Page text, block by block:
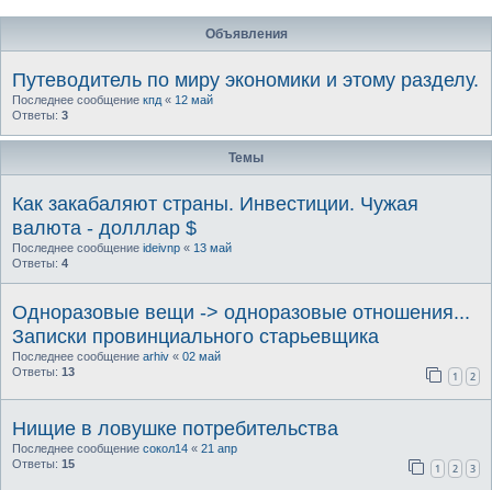
Объявления
Путеводитель по миру экономики и этому разделу.
Последнее сообщение кпд « 12 май
Ответы: 3
Темы
Как закабаляют страны. Инвестиции. Чужая
валюта - долллар $
Последнее сообщение ideivnp « 13 май
Ответы: 4
Одноразовые вещи -> одноразовые отношения...
Записки провинциального старьевщика
Последнее сообщение arhiv « 02 май
Ответы: 13 1 2
Нищие в ловушке потребительства
Последнее сообщение сокол14 « 21 апр
Ответы: 15 1 2 3